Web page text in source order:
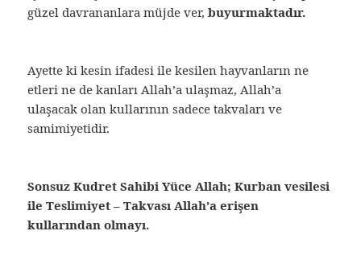
güzel davrananlara müjde ver,buyurmaktadır.
Ayette ki kesin ifadesi ile kesilen hayvanların ne
etleri ne de kanları Allah’a ulaşmaz, Allah’a
ulaşacak olan kullarının sadece takvaları ve
samimiyetidir.
Sonsuz Kudret Sahibi Yüce Allah; Kurban vesilesi
ile Teslimiyet – Takvası Allah’a erişen
kullarından olmayı.